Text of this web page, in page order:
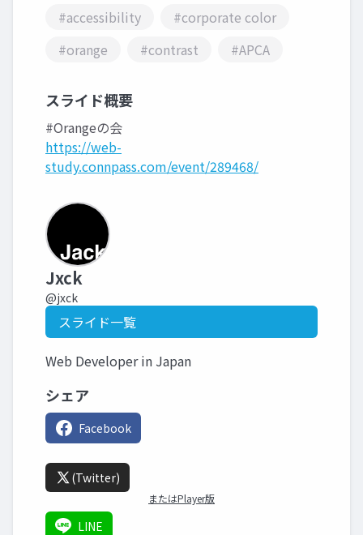
#accessibility
#corporate color
#orange
#contrast #APCA
スライド概要
#Orangeの会
https://web-
study.connpass.com/event/289468/
Jxck
@jxck
スライド一覧
Web Developer in Japan
シェア
Facebook
(Twitter)
またはPlayer版
LINE